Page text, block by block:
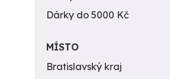
Dárky do 5000 Kč
MÍSTO
Bratislavský kraj